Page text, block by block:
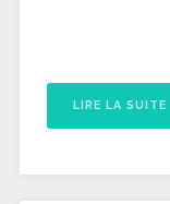
LIRE LA SUITE